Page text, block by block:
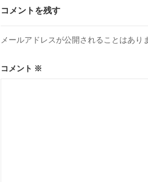
ン
コメントを残す
メールアドレスが公開されることはあり
コメント ※